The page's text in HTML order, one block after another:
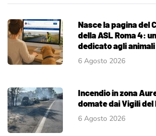
Nasce la pagina del
della ASL Roma 4:
dedicato agli
6 Agosto 2026
Incendio in zona
domate dai Vigili del
6 Agosto 2026